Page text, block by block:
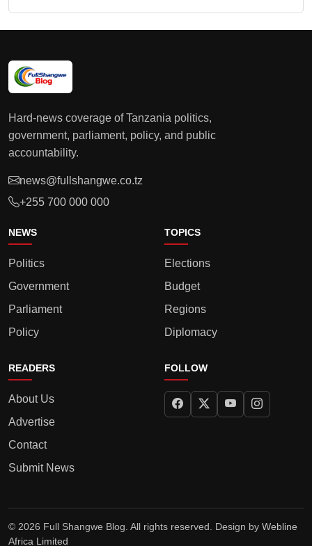
Hard-news coverage of Tanzania politics,
government, parliament, policy, and public
accountability.
news@fullshangwe.co.tz
+255 700 000 000
NEWS
Politics
Government
Parliament
Policy
TOPICS
Elections
Budget
Regions
Diplomacy
READERS
About Us
Advertise
Contact
Submit News
FOLLOW
© 2026 Full Shangwe Blog. All rights reserved. Design by Webline
Africa Limited